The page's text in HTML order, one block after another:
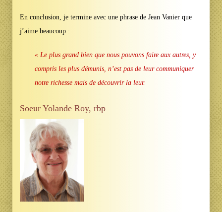
En conclusion, je termine avec une phrase de Jean Vanier que
j’aime beaucoup :
« Le plus grand bien que nous pouvons faire aux autres, y
compris les plus démunis, n’est pas de leur communiquer
notre richesse mais de découvrir la leur.
Soeur Yolande Roy, rbp